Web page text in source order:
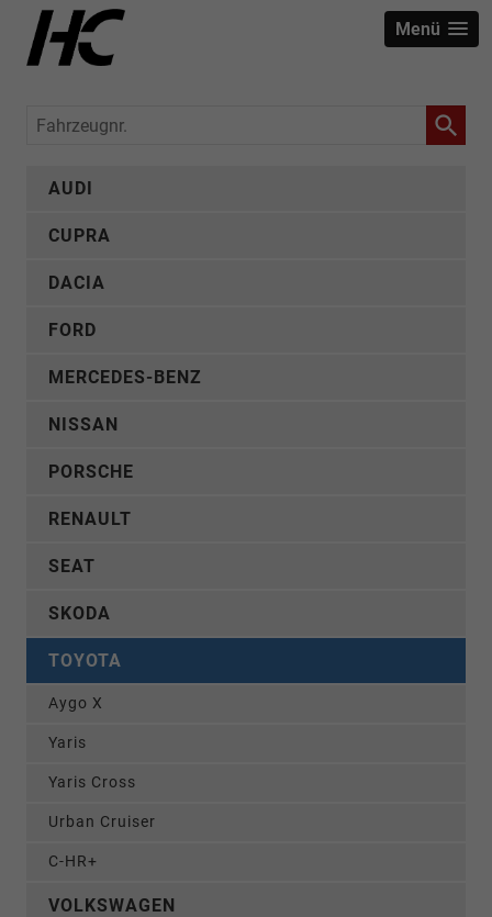
Menü
Fahrzeugnr.
AUDI
CUPRA
DACIA
FORD
MERCEDES-BENZ
NISSAN
PORSCHE
RENAULT
SEAT
SKODA
TOYOTA
Aygo X
Yaris
Yaris Cross
Urban Cruiser
C-HR+
VOLKSWAGEN